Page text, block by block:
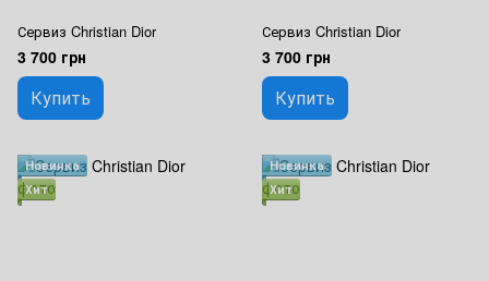
Сервиз Christian Dior
3 700 грн
Купить
Сервиз Christian Dior
3 700 грн
Купить
Новинка
Хит
Новинка
Хит